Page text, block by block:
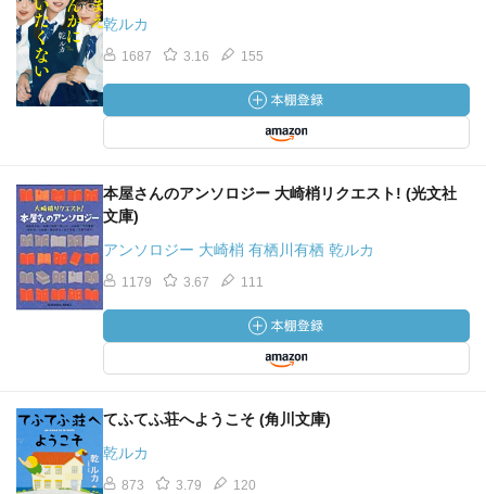
乾ルカ
1687 3.16 155
本屋さんのアンソロジー 大崎梢リクエスト! (光文社
文庫)
アンソロジー 大崎梢 有栖川有栖 乾ルカ
1179 3.67 111
てふてふ荘へようこそ (角川文庫)
乾ルカ
873 3.79 120